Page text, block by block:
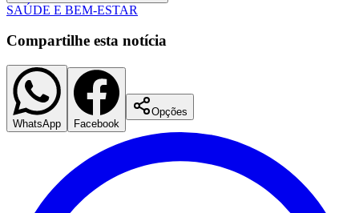
Flamengo
SAÚDE E BEM-ESTAR
Compartilhe esta notícia
WhatsApp Facebook
Opções